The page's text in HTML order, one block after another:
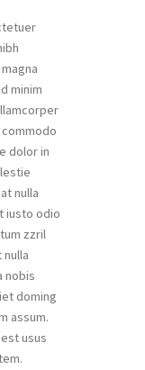
minim
dolor in
nulla
iusto odio
zzril
nobis
doming
assum.
usus